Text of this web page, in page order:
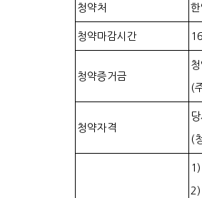
청약처
청약마감시간
청약증거금
(
청약자격
(